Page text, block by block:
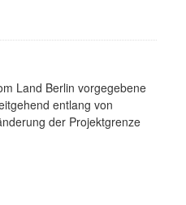
Land Berlin vorgegebene
entlang von
der Projektgrenze